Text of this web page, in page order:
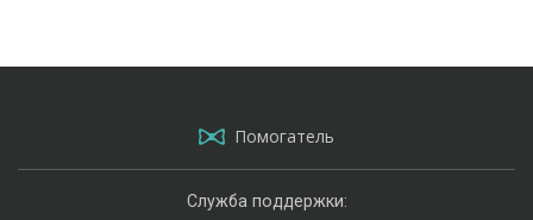
Помогатель
Служба поддержки: